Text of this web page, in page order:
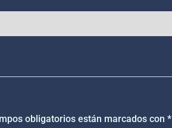
obligatorios están marcados con*